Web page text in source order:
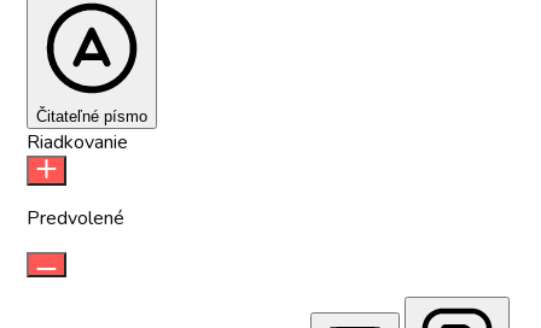
Čitateľné písmo
Riadkovanie
Predvolené